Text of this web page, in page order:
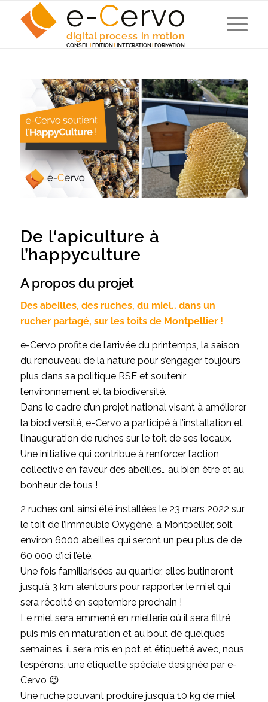
e-Cervo
digital process in motion
CONSEIL EDITION INTEGRATION FORMATION
De l‘apiculture à
l’happyculture
A propos du projet
Des abeilles, des ruches, du miel.. dans un
rucher partagé, sur les toits de Montpellier !
e-Cervo profite de l’arrivée du printemps, la saison
du renouveau de la nature pour s’engager toujours
plus dans sa politique RSE et soutenir
l’environnement et la biodiversité.
Dans le cadre d’un projet national visant à améliorer
la biodiversité, e-Cervo a participé à l’installation et
l’inauguration de ruches sur le toit de ses locaux.
Une initiative qui contribue à renforcer l’action
collective en faveur des abeilles… au bien être et au
bonheur de tous !
2 ruches ont ainsi été installées le 23 mars 2022 sur
le toit de l’immeuble Oxygène, à Montpellier, soit
environ 6000 abeilles qui seront un peu plus de de
60 000 d’ici l’été.
Une fois familiarisées au quartier, elles butineront
jusqu’à 3 km alentours pour rapporter le miel qui
sera récolté en septembre prochain !
Le miel sera emmené en miellerie où il sera filtré
puis mis en maturation et au bout de quelques
semaines, il sera mis en pot et étiquetté avec, nous
l’espérons, une étiquette spéciale designée par e-
Cervo 😉
Une ruche pouvant produire jusqu’à 10 kg de miel